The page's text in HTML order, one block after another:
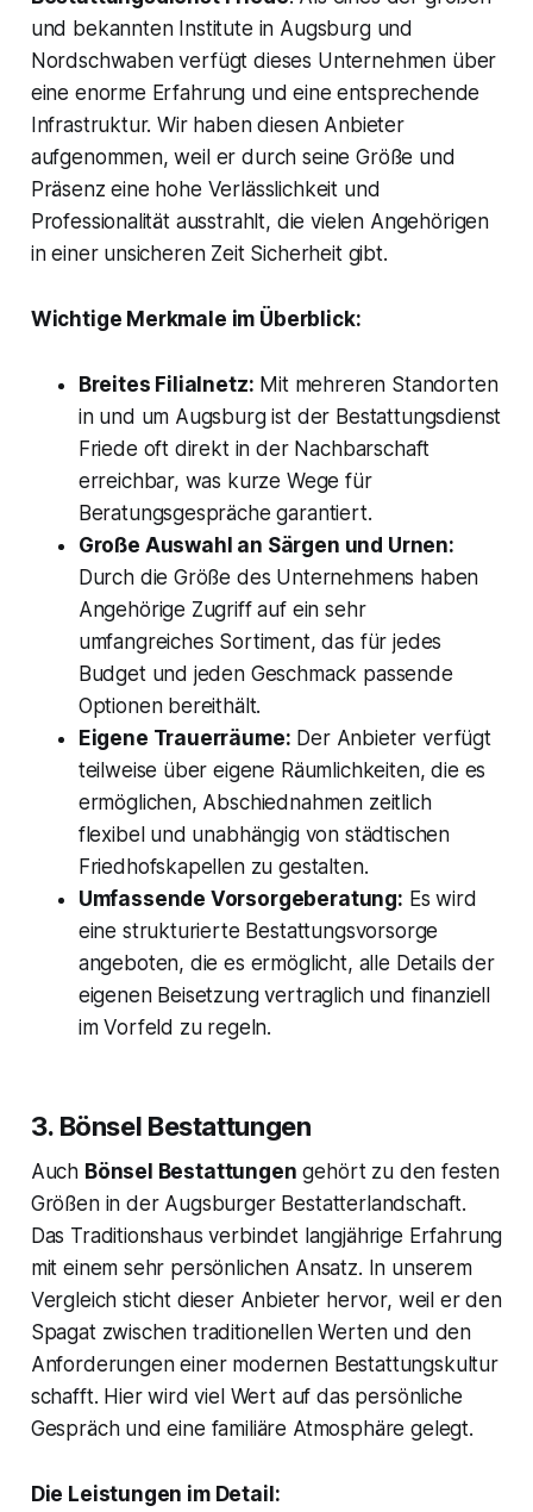
und bekannten Institute in Augsburg und
Nordschwaben verfügt dieses Unternehmen über
eine enorme Erfahrung und eine entsprechende
Infrastruktur. Wir haben diesen Anbieter
aufgenommen, weil er durch seine Größe und
Präsenz eine hohe Verlässlichkeit und
Professionalität ausstrahlt, die vielen Angehörigen
in einer unsicheren Zeit Sicherheit gibt.
Wichtige Merkmale im Überblick:
Breites Filialnetz: Mit mehreren Standorten
in und um Augsburg ist der Bestattungsdienst
Friede oft direkt in der Nachbarschaft
erreichbar, was kurze Wege für
Beratungsgespräche garantiert.
Große Auswahl an Särgen und Urnen:
Durch die Größe des Unternehmens haben
Angehörige Zugriff auf ein sehr
umfangreiches Sortiment, das für jedes
Budget und jeden Geschmack passende
Optionen bereithält.
Eigene Trauerräume: Der Anbieter verfügt
teilweise über eigene Räumlichkeiten, die es
ermöglichen, Abschiednahmen zeitlich
flexibel und unabhängig von städtischen
Friedhofskapellen zu gestalten.
Umfassende Vorsorgeberatung: Es wird
eine strukturierte Bestattungsvorsorge
angeboten, die es ermöglicht, alle Details der
eigenen Beisetzung vertraglich und finanziell
im Vorfeld zu regeln.
3. Bönsel Bestattungen
Auch Bönsel Bestattungen gehört zu den festen
Größen in der Augsburger Bestatterlandschaft.
Das Traditionshaus verbindet langjährige Erfahrung
mit einem sehr persönlichen Ansatz. In unserem
Vergleich sticht dieser Anbieter hervor, weil er den
Spagat zwischen traditionellen Werten und den
Anforderungen einer modernen Bestattungskultur
schafft. Hier wird viel Wert auf das persönliche
Gespräch und eine familiäre Atmosphäre gelegt.
Die Leistungen im Detail: